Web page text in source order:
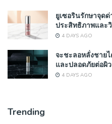
ยูเซอรินรักษาจุดด่
ประสิทธิภาพและ
4 DAYS AGO
จะชะลอหลั่งชายไ
และปลอดภัยต่อผิ
4 DAYS AGO
Trending